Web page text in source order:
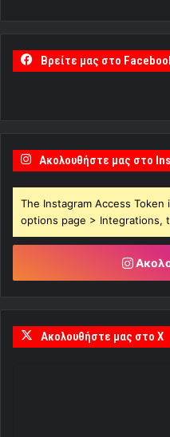
Βρείτε μας στο
Ακολουθήστε μας στο
The Instagram Access
options page > Integrations,
Ακολουθήστε μας στο X